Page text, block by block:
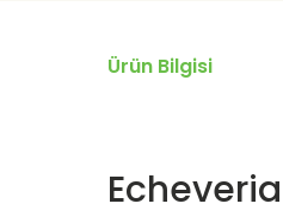
Ürün Bilgisi